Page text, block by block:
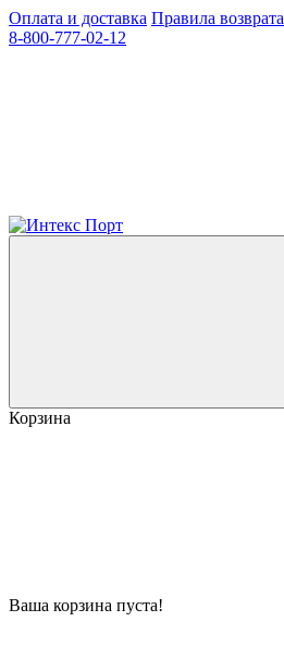
Оплата и доставка Правила возврата
8-800-777-02-12
Корзина
Ваша корзина пуста!